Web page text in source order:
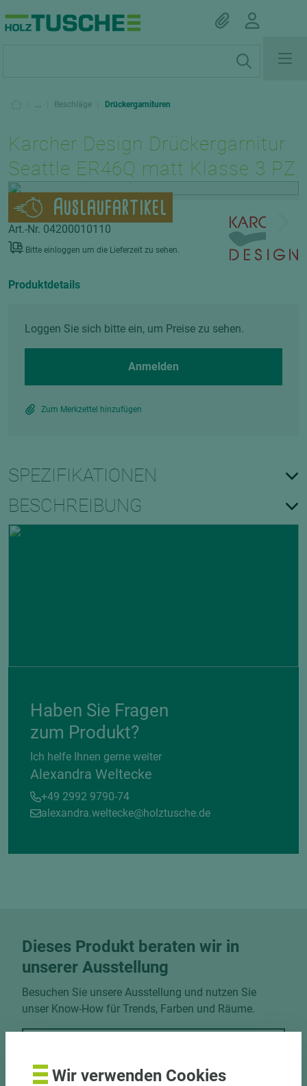
... Beschläge Drückergarnituren
Karcher Design Drückergarnitur
Seattle ER46Q matt Klasse 3 PZ
Auslaufartikel
Art.-Nr. 04200010110
Bitte einloggen um die Lieferzeit zu sehen.
Produktdetails
Loggen Sie sich bitte ein, um Preise zu sehen.
Anmelden
Zum Merkzettel hinzufügen
SPEZIFIKATIONEN
BESCHREIBUNG
Haben Sie Fragen
zum Produkt?
Ich helfe Ihnen gerne weiter
Alexandra Weltecke
+49 2992 9790-74
alexandra.weltecke@holztusche.de
Dieses Produkt beraten wir in
unserer Ausstellung
Besuchen Sie unsere Ausstellung und nutzen Sie
unser Know-How für Trends, Farben und Räume.
Standort Marsberg
Wir verwenden Cookies